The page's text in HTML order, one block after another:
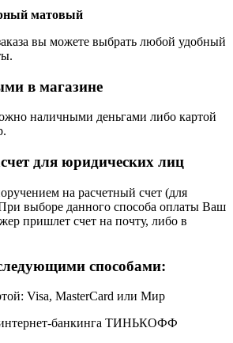
матовый
вы можете выбрать любой удобный
в магазине
наличными деньгами либо картой
для юридических лиц
на расчетный счет (для
выборе данного способа оплаты Ваш
пришлет счет на почту, либо в
способами:
Visa, MasterCard или Мир
банкинга ТИНЬКОФФ